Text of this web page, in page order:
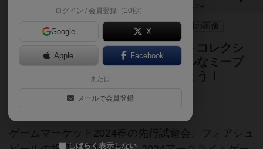
カフェ
ミープルを使った山くずし＋セットコレクシ
ョン。音を立てないようにカラフルなミープ
ルを集めて、高得点を目指しましょう！
ゲームマーケット2024春
ゲームマーケット2024春の先行試遊会、フォアシュ
ログイン / 会員登録（10秒）
Google X
Apple Facebook
または
メールで会員登録
しばらく表示しない